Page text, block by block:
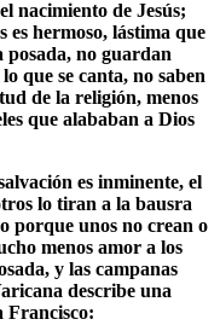
nacimiento de Jesús;
es hermoso, lástima que
posada, no guardan
que se canta, no saben
de la religión, menos
que alababan a Dios
es inminente, el
lo tiran a la bausra
porque unos no crean o
menos amor a los
y las campanas
describe una
Francisco: